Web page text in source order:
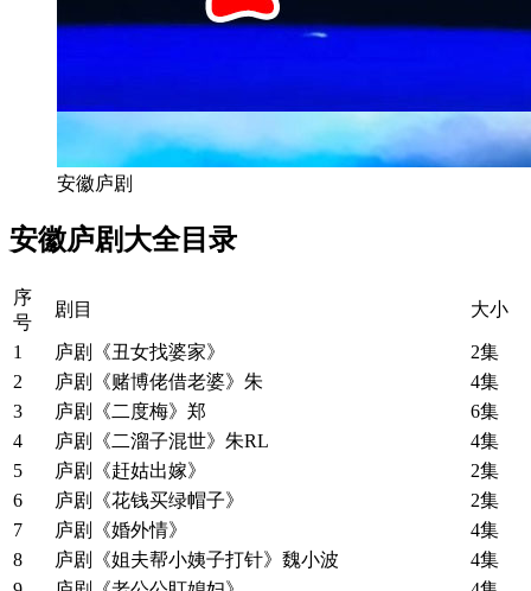
安徽庐剧
安徽庐剧大全目录
序
号
剧目 大小
1 庐剧《丑女找婆家》
2集
2
庐剧《赌博佬借老婆》朱
4集
3
庐剧《二度梅》郑
6集
4
庐剧《二溜子混世》朱RL
4集
5
庐剧《赶姑出嫁》
2集
6
庐剧《花钱买绿帽子》
2集
7
庐剧《婚外情》
4集
8
庐剧《姐夫帮小姨子打针》魏小波
4集